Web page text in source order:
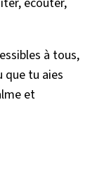
à tous,
que tu aies
et